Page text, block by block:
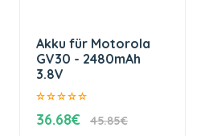
Akku für Motorola
GV30 - 2480mAh
3.8V
36.68€ 45.85€